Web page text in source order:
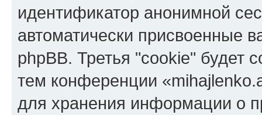
идентификатор анонимной
автоматически присвоенные
phpBB. Третья "cookie" будет
тем конференции
для хранения информации о